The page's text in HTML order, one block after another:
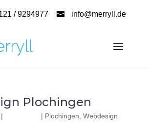
/ 9294977 info@merryll.de
Plochingen
| | Plochingen Webdesign